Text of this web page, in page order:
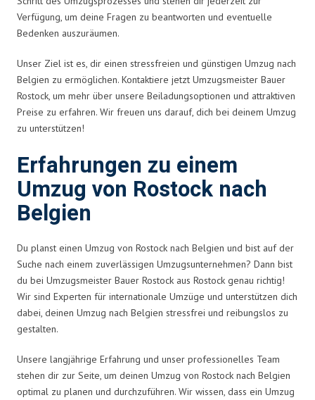
Verfügung, um deine Fragen zu beantworten und eventuelle
Bedenken auszuräumen.
Unser Ziel ist es, dir einen stressfreien und günstigen Umzug nach
Belgien zu ermöglichen. Kontaktiere jetzt Umzugsmeister Bauer
Rostock, um mehr über unsere Beiladungsoptionen und attraktiven
Preise zu erfahren. Wir freuen uns darauf, dich bei deinem Umzug
zu unterstützen!
Erfahrungen zu einem
Umzug von Rostock nach
Belgien
Du planst einen Umzug von Rostock nach Belgien und bist auf der
Suche nach einem zuverlässigen Umzugsunternehmen? Dann bist
du bei Umzugsmeister Bauer Rostock aus Rostock genau richtig!
Wir sind Experten für internationale Umzüge und unterstützen dich
dabei, deinen Umzug nach Belgien stressfrei und reibungslos zu
gestalten.
Unsere langjährige Erfahrung und unser professionelles Team
stehen dir zur Seite, um deinen Umzug von Rostock nach Belgien
optimal zu planen und durchzuführen. Wir wissen, dass ein Umzug